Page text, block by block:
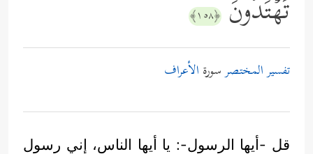
تَهۡتَدُونَ ﴿١٥٨﴾
تفسير المختصرسورة الأعراف
قل -أيها الرسول-: يا أيها الناس، إني رسول